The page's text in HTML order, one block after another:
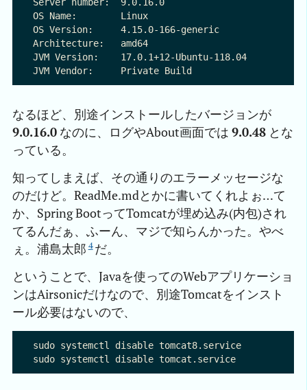
OS Name:        Linux
OS Version:     4.15.0-166-generic
Architecture:   amd64
JVM Version:    17.0.1+12-Ubuntu-118.04
なるほど、別途インストールしたバージョンが
9.0.16.0 なのに、ログやAbout画面では 9.0.48 とな
っている。
知ってしまえば、その通りのエラーメッセージな
のだけど。ReadMe.mdとかに書いてくれよぉ…て
か、Spring BootってTomcatが埋め込み(内包)され
てるんだぁ、ふーん、マジで知らんかった。やべ
ぇ。浦島太郎 4だ。
ということで、Javaを使ってのWebアプリケーショ
ンはAirsonicだけなので、別途Tomcatをインスト
ール必要はないので、
sudo systemctl disable tomcat8.service